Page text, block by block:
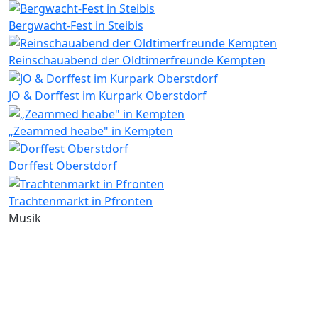
Bergwacht-Fest in Steibis
Reinschauabend der Oldtimerfreunde Kempten
JO & Dorffest im Kurpark Oberstdorf
„Zeammed heabe" in Kempten
Dorffest Oberstdorf
Trachtenmarkt in Pfronten
Musik